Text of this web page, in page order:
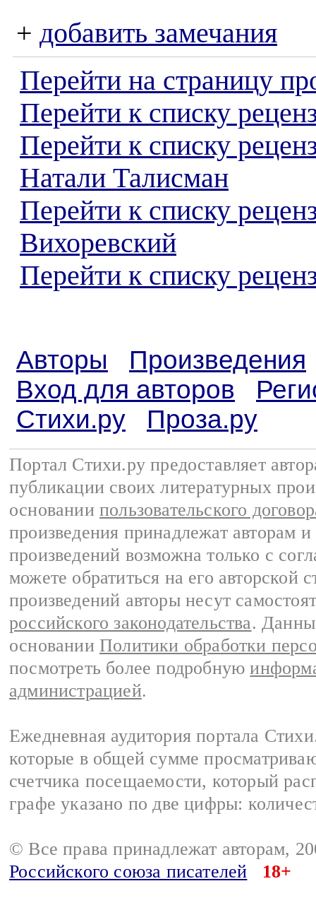
+ добавить замечания
Перейти на страницу
Перейти к списку
Перейти к списку
Натали Талисман
Перейти к списку
Вихоревский
Перейти к списку
Авторы
Произведения
Вход для авторов
Стихи.ру
Проза.ру
Портал Стихи.ру предоставляет
публикации своих литературных
основании пользовательского
произведения принадлежат авторам
произведений возможна только с
можете обратиться на его авторской
произведений авторы несут
российского законодательства.
основании Политики обработки
посмотреть более подробную
администрацией.
Ежедневная аудитория портала
которые в общей сумме
счетчика посещаемости, который
графе указано по две цифры:
© Все права принадлежат авторам,
Российского союза писателей
18+